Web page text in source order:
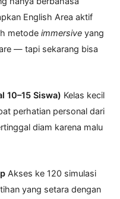
English Area aktif
metodeimmersive yang
— tapi sekarang bisa
10–15 Siswa) Kelas kecil
perhatian personal dari
diam karena malu
Akses ke 120 simulasi
yang setara dengan